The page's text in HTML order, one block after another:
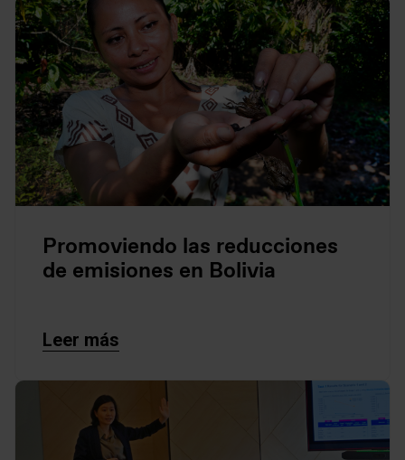
Promoviendo las reducciones
de emisiones en Bolivia
Leer más